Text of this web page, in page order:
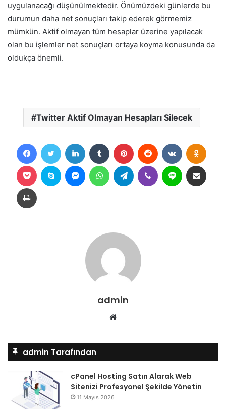
uygulanacağı düşünülmektedir. Önümüzdeki günlerde bu
durumun daha net sonuçları takip ederek görmemiz
mümkün. Aktif olmayan tüm hesaplar üzerine yapılacak
olan bu işlemler net sonuçları ortaya koyma konusunda da
oldukça önemli.
Twitter Aktif Olmayan Hesapları Silecek
FacebookTwitter LinkedIn Tumblr Pinterest Reddit VKontakte
Pocket Skype MessengerWhatsAppTelegram Viber Line
Yazdır
admin
Web
admin Tarafından
cPanel Hosting Satın Alarak Web
Sitenizi Profesyonel Şekilde Yönetin
11 Mayıs 2026